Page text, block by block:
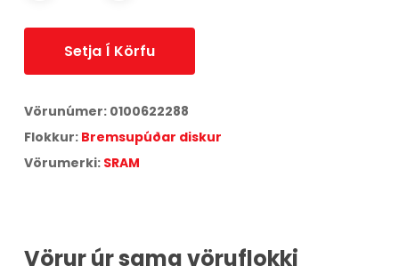
Setja Í Körfu
Vörunúmer: 0100622288
Flokkur: Bremsupúðar diskur
Vörumerki: SRAM
Vörur úr sama vöruflokki